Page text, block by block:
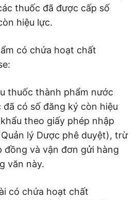
thuốc đã được cấp số
hiệu lực.
có chứa hoạt chất
thuốc thành phẩm nước
có số đăng ký còn hiệu
theo giấy phép nhập
lý Dược phê duyệt), trừ
và vận đơn gửi hàng
văn này.
có chứa hoạt chất